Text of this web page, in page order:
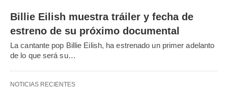
Billie Eilish muestra tráiler y fecha de
estreno de su próximo documental
La cantante pop Billie Eilish, ha estrenado un primer adelanto
de lo que será su…
NOTICIAS RECIENTES